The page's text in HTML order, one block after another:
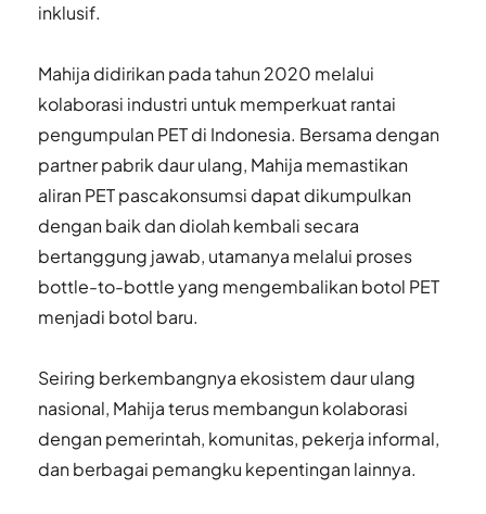
inklusif.
Mahija didirikan pada tahun 2020 melalui
kolaborasi industri untuk memperkuat rantai
pengumpulan PET di Indonesia. Bersama dengan
partner pabrik daur ulang, Mahija memastikan
aliran PET pascakonsumsi dapat dikumpulkan
dengan baik dan diolah kembali secara
bertanggung jawab, utamanya melalui proses
bottle-to-bottle yang mengembalikan botol PET
menjadi botol baru.
Seiring berkembangnya ekosistem daur ulang
nasional, Mahija terus membangun kolaborasi
dengan pemerintah, komunitas, pekerja informal,
dan berbagai pemangku kepentingan lainnya.